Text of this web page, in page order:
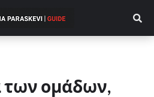
των ομάδων,